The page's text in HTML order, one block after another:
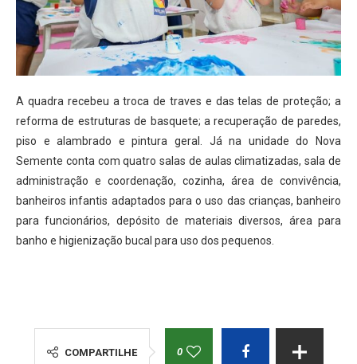
A quadra recebeu a troca de traves e das telas de proteção; a
reforma de estruturas de basquete; a recuperação de paredes,
piso e alambrado e pintura geral. Já na unidade do Nova
Semente conta com quatro salas de aulas climatizadas, sala de
administração e coordenação, cozinha, área de convivência,
banheiros infantis adaptados para o uso das crianças, banheiro
para funcionários, depósito de materiais diversos, área para
banho e higienização bucal para uso dos pequenos.
COMPARTILHE 0